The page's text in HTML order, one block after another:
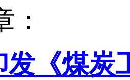
发《煤炭